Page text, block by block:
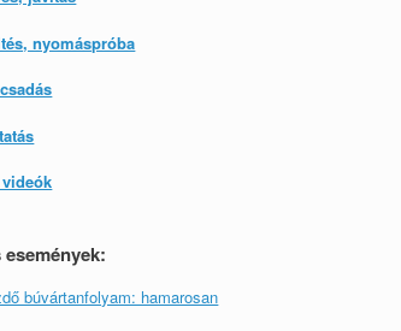
nyomáspróba
búvártanfolyam: hamarosan